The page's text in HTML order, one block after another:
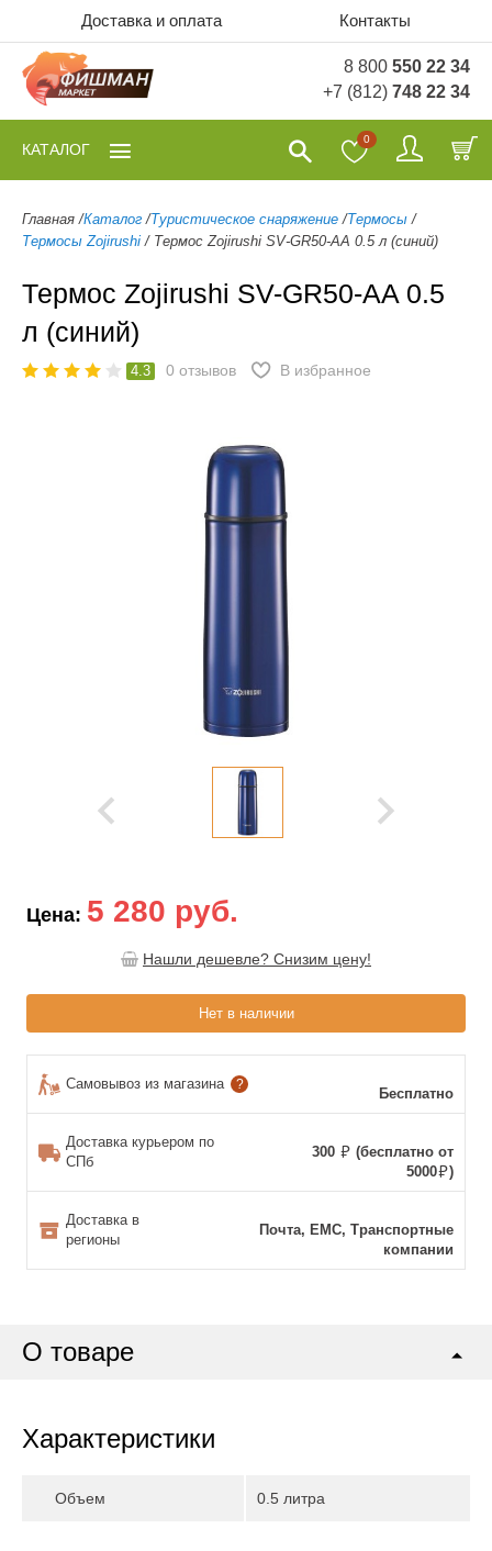
Доставка и оплата Контакты
8 800 550 22 34
+7 (812) 748 22 34
0
КАТАЛОГ
Главная /Каталог /Туристическое снаряжение /Термосы /
Термосы Zojirushi / Термос Zojirushi SV-GR50-AA 0.5 л (синий)
Термос Zojirushi SV-GR50-AA 0.5
л (синий)
4.3 0 отзывов В избранное
Цена: 5 280 руб.
Нашли дешевле? Снизим цену!
Нет в наличии
Самовывоз из магазина ?
Бесплатно
Доставка курьером по
СПб
300
(бесплатно от
5000
)
Доставка в
регионы
Почта, ЕМС, Транспортные
компании
О товаре
Характеристики
Объем 0.5 литра